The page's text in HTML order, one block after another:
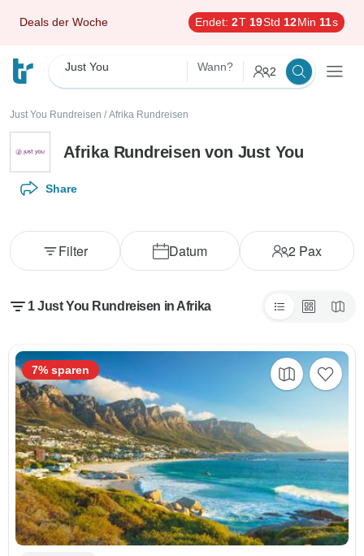
Deals der Woche Endet: 2T 19Std 12Min 11s
Just You Wann? 2
Just You Rundreisen / Afrika Rundreisen
Afrika Rundreisen von Just You
Share
Datum 2 Pax
Filter
1 Just You Rundreisen in Afrika
7% sparen